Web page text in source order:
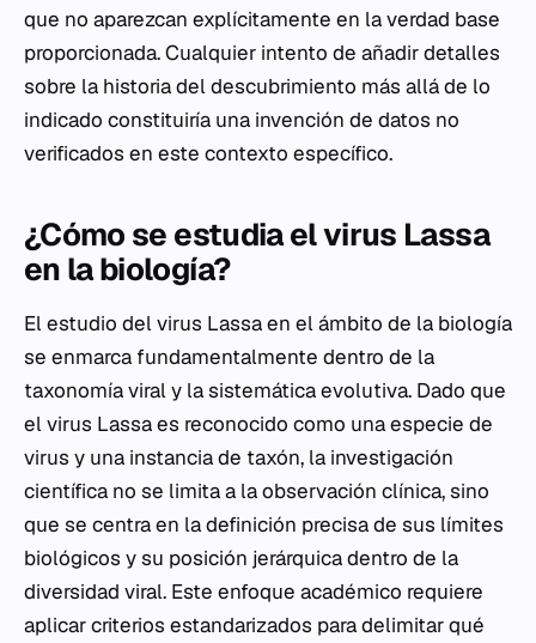
que no aparezcan explícitamente en la verdad base
proporcionada. Cualquier intento de añadir detalles
sobre la historia del descubrimiento más allá de lo
indicado constituiría una invención de datos no
verificados en este contexto específico.
¿Cómo se estudia el virus Lassa
en la biología?
El estudio del virus Lassa en el ámbito de la biología
se enmarca fundamentalmente dentro de la
taxonomía viral y la sistemática evolutiva. Dado que
el virus Lassa es reconocido como una especie de
virus y una instancia de taxón, la investigación
científica no se limita a la observación clínica, sino
que se centra en la definición precisa de sus límites
biológicos y su posición jerárquica dentro de la
diversidad viral. Este enfoque académico requiere
aplicar criterios estandarizados para delimitar qué